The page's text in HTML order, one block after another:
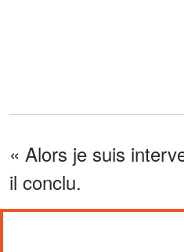
« Alors je suis
il conclu.